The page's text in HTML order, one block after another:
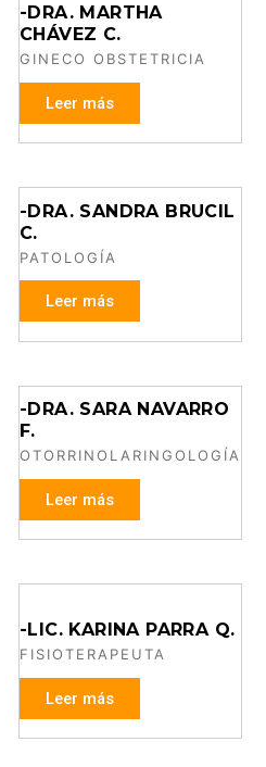
-DRA. MARTHA
CHÁVEZ C.
GINECO OBSTETRICIA
Leer más
-DRA. SANDRA BRUCIL
C.
PATOLOGÍA
Leer más
-DRA. SARA NAVARRO
F.
OTORRINOLARINGOLOGÍA
Leer más
-LIC. KARINA PARRA Q.
FISIOTERAPEUTA
Leer más